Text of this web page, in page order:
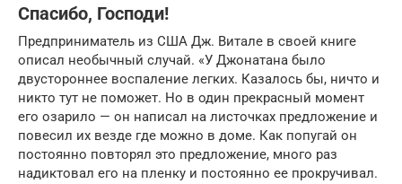
Спасибо, Господи!
Предприниматель из США Дж. Витале в своей книге
описал необычный случай. «У Джонатана было
двустороннее воспаление легких. Казалось бы, ничто и
никто тут не поможет. Но в один прекрасный момент
его озарило — он написал на листочках предложение и
повесил их везде где можно в доме. Как попугай он
постоянно повторял это предложение, много раз
надиктовал его на пленку и постоянно ее прокручивал.